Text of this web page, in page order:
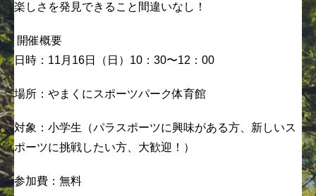
楽しさを発見できること間違いなし！
開催概要
日時：11月16日（日）10：30〜12：00
場所：やまくにスポーツパーク体育館
対象：小学生（パラスポーツに興味がある方、新しいス
ポーツに挑戦したい方、大歓迎！）
参加費：無料